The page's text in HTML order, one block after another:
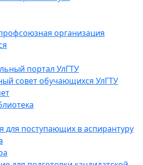
организация
портал УлГТУ
совет обучающихся УлГТУ
поступающих в аспирантуру